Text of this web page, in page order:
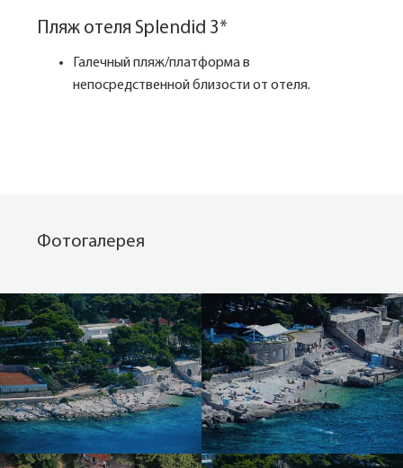
Пляж отеля Splendid 3*
Галечный пляж/платформа в
непосредственной близости от отеля.
Фотогалерея